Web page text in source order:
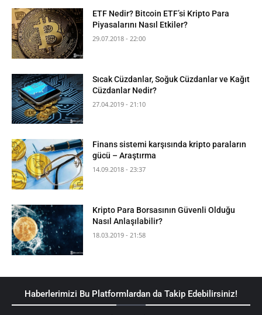
ETF Nedir? Bitcoin ETF’si Kripto Para
Piyasalarını Nasıl Etkiler?
29.07.2018 - 22:00
Sıcak Cüzdanlar, Soğuk Cüzdanlar ve Kağıt
Cüzdanlar Nedir?
27.04.2019 - 21:10
Finans sistemi karşısında kripto paraların
gücü – Araştırma
14.09.2018 - 23:37
Kripto Para Borsasının Güvenli Olduğu
Nasıl Anlaşılabilir?
18.03.2019 - 21:58
Haberlerimizi Bu Platformlardan da Takip Edebilirsiniz!